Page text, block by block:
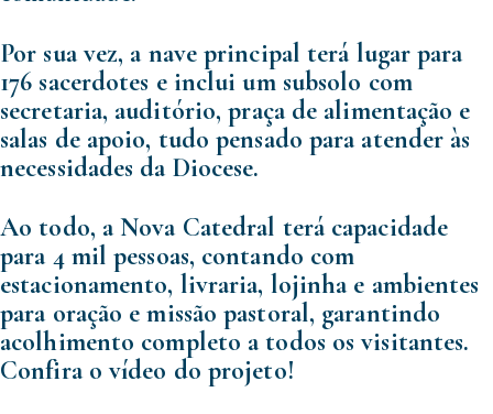
Por sua vez, a nave principal terá lugar para
176 sacerdotes e inclui um subsolo com
secretaria, auditório, praça de alimentação e
salas de apoio, tudo pensado para atender às
necessidades da Diocese.
Ao todo, a Nova Catedral terá capacidade
para 4 mil pessoas, contando com
estacionamento, livraria, lojinha e ambientes
para oração e missão pastoral, garantindo
acolhimento completo a todos os visitantes.
Confira o vídeo do projeto!